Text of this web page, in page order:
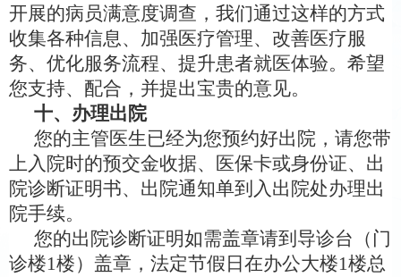
开展的病员满意度调查，我们通过这样的方式
收集各种信息、加强医疗管理、改善医疗服
务、优化服务流程、提升患者就医体验。希望
您支持、配合，并提出宝贵的意见。
十、办理出院
您的主管医生已经为您预约好出院，请您带
上入院时的预交金收据、医保卡或身份证、出
院诊断证明书、出院通知单到 入出院处办理出
院手续。
您的出院诊断证明如需盖章请到 导诊台 （门
诊楼1楼）盖章，法定节假日在办公大楼1楼总